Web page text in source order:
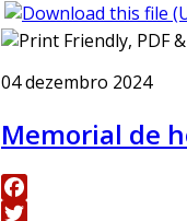
04 dezembro 2024
Memorial de
Facebook